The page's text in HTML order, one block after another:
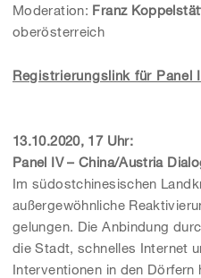
Moderation: Franz
oberösterreich
Registrierungslink für Panel
13.10.2020, 17 Uhr:
Panel IV – China/Austria
Im südostchinesischen
außergewöhnliche
gelungen. Die Anbindung
die Stadt, schnelles Internet
Interventionen in den Dörfern